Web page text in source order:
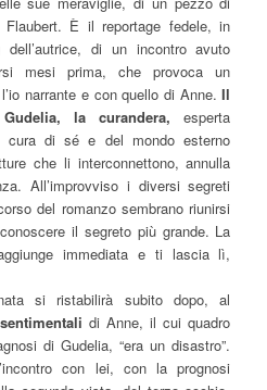
È il reportage fedele, in
di un incontro avuto
mesi prima, che provoca un
narrante e con quello di Anne.Il
la curandera, esperta
cura di sé e del mondo esterno
che li interconnettono, annulla
All’improvviso i diversi segreti
del romanzo sembrano riunirsi
il segreto più grande. La
immediata e ti lascia lì,
si ristabilirà subito dopo, al
di Anne, il cui quadro
di Gudelia, “era un disastro”.
con lei, con la prognosi